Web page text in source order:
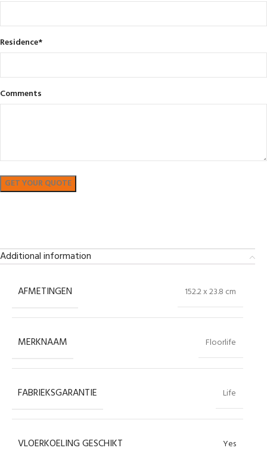
Residence*
Comments
Additional information
AFMETINGEN 152.2 x 23.8 cm
MERKNAAM Floorlife
FABRIEKSGARANTIE Life
VLOERKOELING GESCHIKT Yes